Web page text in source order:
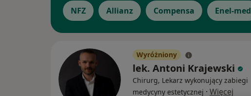
NFZ Allianz Compensa Enel-med
Wyróżniony
lek. Antoni Krajewski
Chirurg, Lekarz wykonujący zabiegi
medycyny estetycznej · Więcej